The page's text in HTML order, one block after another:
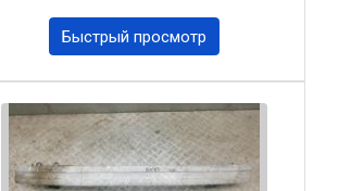
Быстрый просмотр